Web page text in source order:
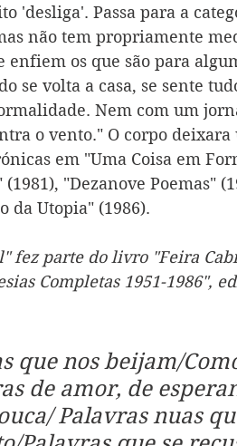
'desliga'. Passa para a
não tem propriamente
enfiem os que são para
se volta a casa, se sente
Nem com um
o vento." O corpo deixara
em "Uma Coisa em
"Dezanove Poemas"
da Utopia" (1986).
fez parte do livro "Feira
Completas 1951-1986",
que nos beijam/
de amor, de
Palavras nuas